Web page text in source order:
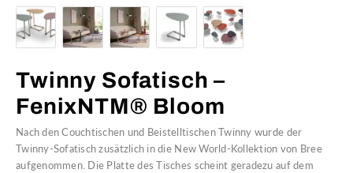
Twinny Sofatisch –
FenixNTM® Bloom
Nach den Couchtischen und Beistelltischen Twinny wurde der
Twinny-Sofatisch zusätzlich in die New World-Kollektion von Bree
aufgenommen. Die Platte des Tisches scheint geradezu auf dem